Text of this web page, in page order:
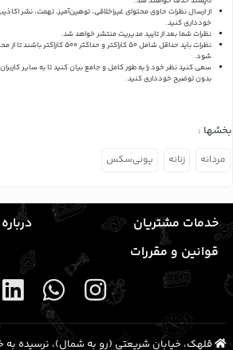
از ارسال نظرات حاوی محتوای غیراخلاقی، توهین‌آمیز، تهمت، نشر
خودداری کنید.
نظرات شما بعد از تایید مدیریت منتشر خواهد شد.
نظرات باید حداقل شامل 50 کاراکتر و
شود.
سعی کنید نظر خود را به طور کامل و جامع بیان کنید تا به سایر
بدون توضیح خودداری کنید.
بخشها :
مردانه زنانه یونی‌سکس
خدمات مشتریان
قوانین و مقررات